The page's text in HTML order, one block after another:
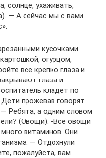
солнце, ухаживать,
— А сейчас мы с вами
кусочками
огурцом,
все крепко глаза и
глаза и
кладет по
прожевав говорят
Ребята, а одним словом
(Овощи). -Все овощи
витаминов. Они
— Отдохнули
пожалуйста, вам